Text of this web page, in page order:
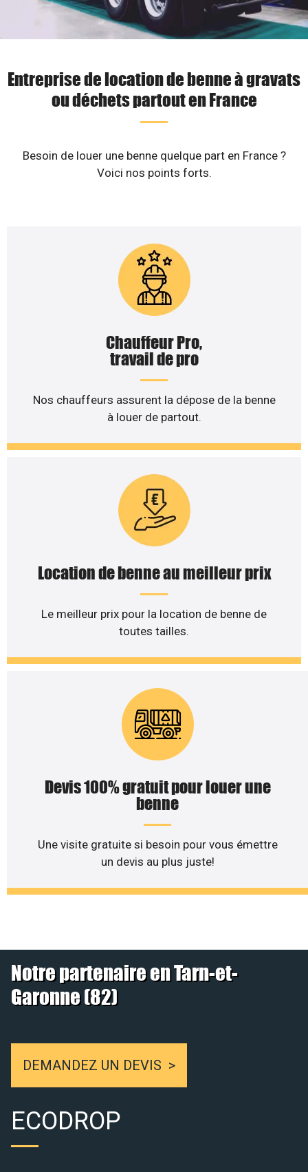
Entreprise de location de benne à gravats
ou déchets partout en France
Besoin de louer une benne quelque part en France ?
Voici nos points forts.
Chauffeur Pro,
travail de pro
Nos chauffeurs assurent la dépose de la benne
à louer de partout.
Location de benne au meilleur prix
Le meilleur prix pour la location de benne de
toutes tailles.
Devis 100% gratuit pour louer une
benne
Une visite gratuite si besoin pour vous émettre
un devis au plus juste!
Notre partenaire en Tarn-et-
Garonne (82)
DEMANDEZ UN DEVIS
ECODROP